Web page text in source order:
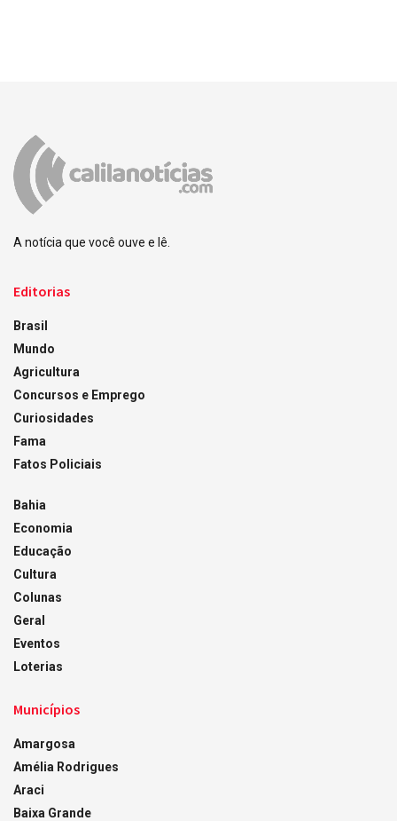
A notícia que você ouve e lê.
Editorias
Brasil
Mundo
Agricultura
Concursos e Emprego
Curiosidades
Fama
Fatos Policiais
Bahia
Economia
Educação
Cultura
Colunas
Geral
Eventos
Loterias
Municípios
Amargosa
Amélia Rodrigues
Araci
Baixa Grande